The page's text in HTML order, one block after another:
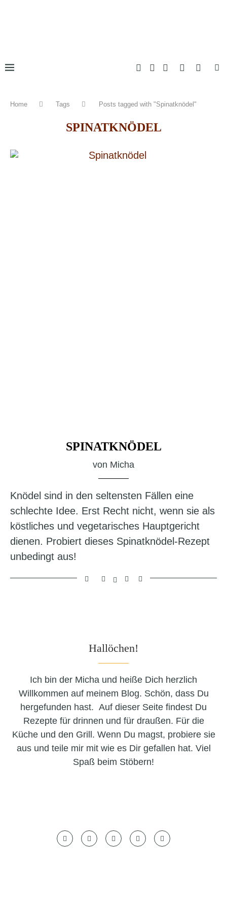
Home Tags Posts tagged with "Spinatknödel"
SPINATKNÖDEL
SPINATKNÖDEL
von Micha
Knödel sind in den seltensten Fällen eine
schlechte Idee. Erst Recht nicht, wenn sie als
köstliches und vegetarisches Hauptgericht
dienen. Probiert dieses Spinatknödel-Rezept
unbedingt aus!
Hallöchen!
Ich bin der Micha und heiße Dich herzlich
Willkommen auf meinem Blog. Schön, dass Du
hergefunden hast. Auf dieser Seite findest Du
Rezepte für drinnen und für draußen. Für die
Küche und den Grill. Wenn Du magst, probiere sie
aus und teile mir mit wie es Dir gefallen hat. Viel
Spaß beim Stöbern!